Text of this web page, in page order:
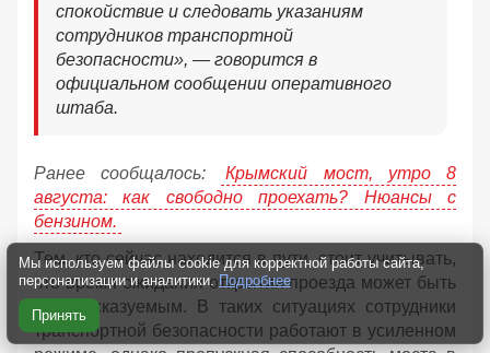
спокойствие и следовать указаниям
сотрудников транспортной
безопасности», — говорится в
официальном сообщении оперативного
штаба.
Ранее сообщалось:
Крымский мост, утро 8
августа: как свободно проехать? Нюансы с
бензином.
Тем, кто сейчас находится в пути, стоит учитывать,
что время ожидания открытия проезда может быть
непредсказуемым. В таких ситуациях сотрудники
транспортной безопасности работают в усиленном
Мы используем файлы cookie для корректной работы сайта,
персонализации и аналитики. Подробнее
Принять